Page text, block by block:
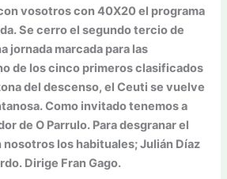
vosotros con 40X20 el programa
Se cerro el segundo tercio de
jornada marcada para las
de los cinco primeros clasificados
del descenso, el Ceuti se vuelve
Como invitado tenemos a
de O Parrulo. Para desgranar el
nosotros los habituales; Julián Díaz
Dirige Fran Gago.